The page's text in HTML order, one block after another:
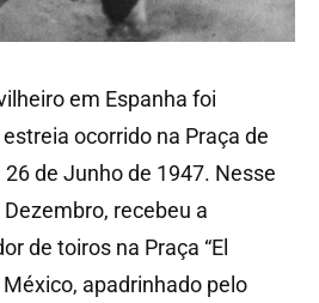
em Espanha foi
ocorrido na Praça de
de Junho de 1947. Nesse
recebeu a
de toiros na Praça “El
México, apadrinhado pelo